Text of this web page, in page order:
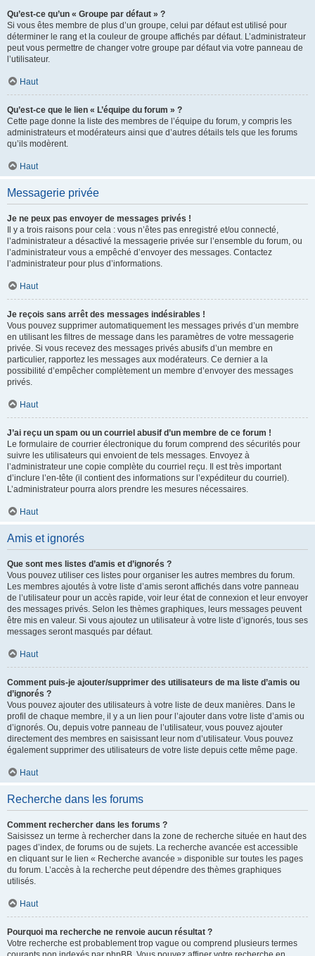
Qu’est-ce qu’un « Groupe par défaut » ?
Si vous êtes membre de plus d’un groupe, celui par défaut est utilisé pour
déterminer le rang et la couleur de groupe affichés par défaut. L’administrateur
peut vous permettre de changer votre groupe par défaut via votre panneau de
l’utilisateur.
Haut
Qu’est-ce que le lien « L’équipe du forum » ?
Cette page donne la liste des membres de l’équipe du forum, y compris les
administrateurs et modérateurs ainsi que d’autres détails tels que les forums
qu’ils modèrent.
Haut
Messagerie privée
Je ne peux pas envoyer de messages privés !
Il y a trois raisons pour cela : vous n’êtes pas enregistré et/ou connecté,
l’administrateur a désactivé la messagerie privée sur l’ensemble du forum, ou
l’administrateur vous a empêché d’envoyer des messages. Contactez
l’administrateur pour plus d’informations.
Haut
Je reçois sans arrêt des messages indésirables !
Vous pouvez supprimer automatiquement les messages privés d’un membre
en utilisant les filtres de message dans les paramètres de votre messagerie
privée. Si vous recevez des messages privés abusifs d’un membre en
particulier, rapportez les messages aux modérateurs. Ce dernier a la
possibilité d’empêcher complètement un membre d’envoyer des messages
privés.
Haut
J’ai reçu un spam ou un courriel abusif d’un membre de ce forum !
Le formulaire de courrier électronique du forum comprend des sécurités pour
suivre les utilisateurs qui envoient de tels messages. Envoyez à
l’administrateur une copie complète du courriel reçu. Il est très important
d’inclure l’en-tête (il contient des informations sur l’expéditeur du courriel).
L’administrateur pourra alors prendre les mesures nécessaires.
Haut
Amis et ignorés
Que sont mes listes d’amis et d’ignorés ?
Vous pouvez utiliser ces listes pour organiser les autres membres du forum.
Les membres ajoutés à votre liste d’amis seront affichés dans votre panneau
de l’utilisateur pour un accès rapide, voir leur état de connexion et leur envoyer
des messages privés. Selon les thèmes graphiques, leurs messages peuvent
être mis en valeur. Si vous ajoutez un utilisateur à votre liste d’ignorés, tous ses
messages seront masqués par défaut.
Haut
Comment puis-je ajouter/supprimer des utilisateurs de ma liste d’amis ou
d’ignorés ?
Vous pouvez ajouter des utilisateurs à votre liste de deux manières. Dans le
profil de chaque membre, il y a un lien pour l’ajouter dans votre liste d’amis ou
d’ignorés. Ou, depuis votre panneau de l’utilisateur, vous pouvez ajouter
directement des membres en saisissant leur nom d’utilisateur. Vous pouvez
également supprimer des utilisateurs de votre liste depuis cette même page.
Haut
Recherche dans les forums
Comment rechercher dans les forums ?
Saisissez un terme à rechercher dans la zone de recherche située en haut des
pages d’index, de forums ou de sujets. La recherche avancée est accessible
en cliquant sur le lien « Recherche avancée » disponible sur toutes les pages
du forum. L’accès à la recherche peut dépendre des thèmes graphiques
utilisés.
Haut
Pourquoi ma recherche ne renvoie aucun résultat ?
Votre recherche est probablement trop vague ou comprend plusieurs termes